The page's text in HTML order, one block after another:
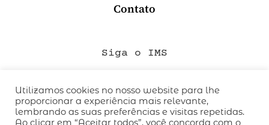
Contato
Siga o IMS
QUEM SOMOS
CÓDIGO DE CONDUTA
Utilizamos cookies no nosso website para lhe
proporcionar a experiência mais relevante,
lembrando as suas preferências e visitas repetidas.
Ao clicar em “Aceitar todos”, você concorda com o